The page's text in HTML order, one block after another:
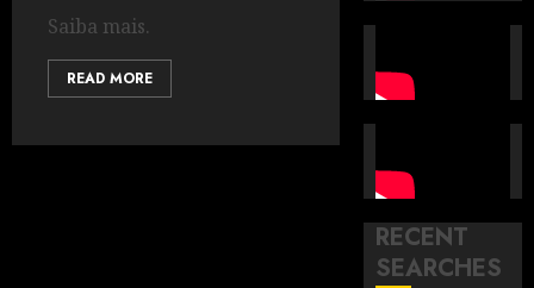
Saiba mais.
READ MORE
RECENT
SEARCHES